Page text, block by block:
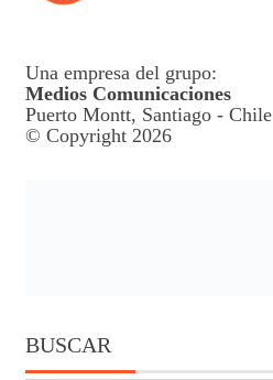
Una empresa del grupo:
Medios Comunicaciones
Puerto Montt, Santiago - Chile
© Copyright 2026
BUSCAR